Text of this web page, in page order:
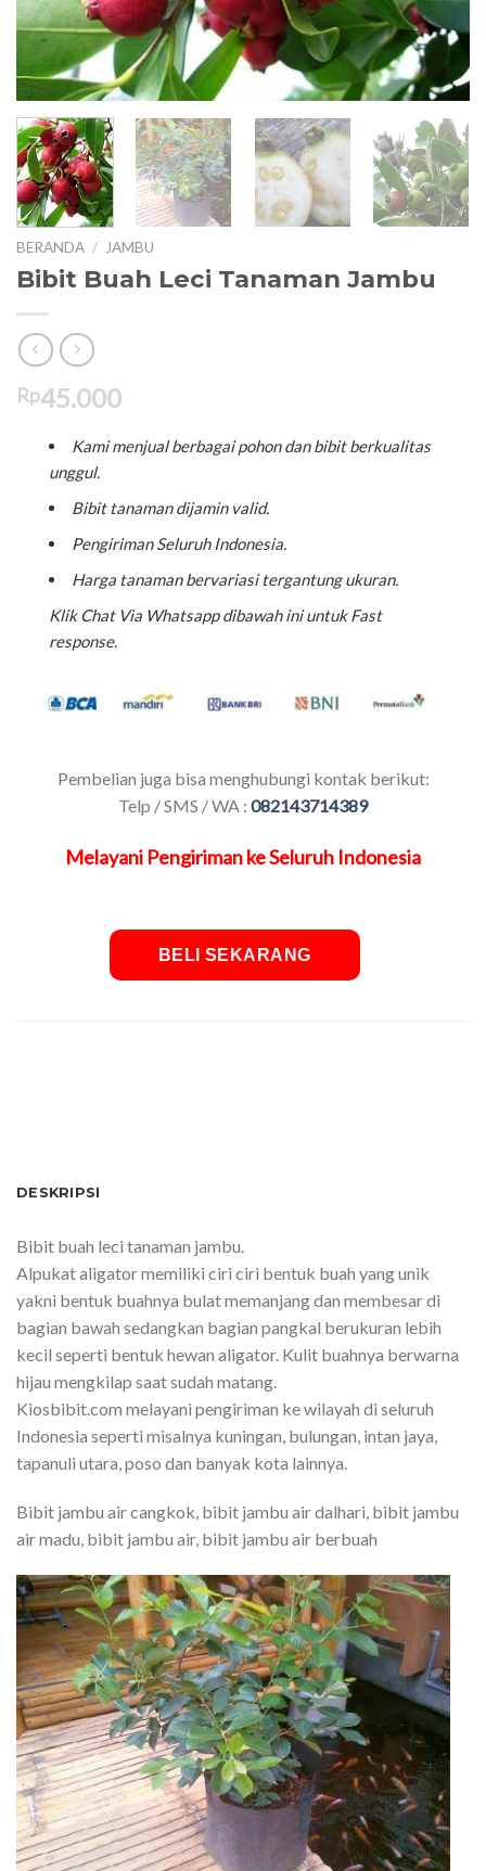
BERANDA / JAMBU
Bibit Buah Leci Tanaman Jambu
Rp45.000
Kami menjual berbagai pohon dan bibit berkualitas
unggul.
Bibit tanaman dijamin valid.
Pengiriman Seluruh Indonesia.
Harga tanaman bervariasi tergantung ukuran.
Klik Chat Via Whatsapp dibawah ini untuk Fast
response.
Pembelian juga bisa menghubungi kontak berikut:
Telp / SMS / WA : 082143714389
Melayani Pengiriman ke Seluruh Indonesia
BELI SEKARANG
DESKRIPSI
Bibit buah leci tanaman jambu.
Alpukat aligator memiliki ciri ciri bentuk buah yang unik
yakni bentuk buahnya bulat memanjang dan membesar di
bagian bawah sedangkan bagian pangkal berukuran lebih
kecil seperti bentuk hewan aligator. Kulit buahnya berwarna
hijau mengkilap saat sudah matang.
Kiosbibit.com melayani pengiriman ke wilayah di seluruh
Indonesia seperti misalnya kuningan, bulungan, intan jaya,
tapanuli utara, poso dan banyak kota lainnya.
Bibit jambu air cangkok, bibit jambu air dalhari, bibit jambu
air madu, bibit jambu air, bibit jambu air berbuah